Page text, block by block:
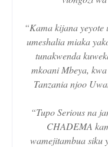
“Kama kijana yeyote
umeshalia miaka
tunakwenda
mkoani Mbeya,
Tanzania njoo
“Tupo Serious na
CHADEMA
wamejitambua siku